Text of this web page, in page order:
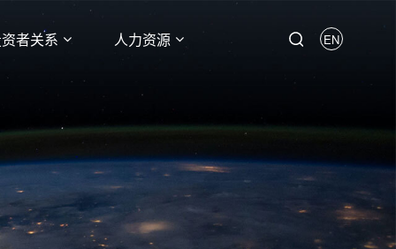
者关系 人力资源 EN